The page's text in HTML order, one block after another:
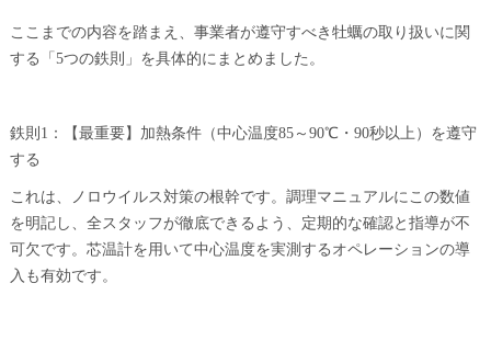
ここまでの内容を踏まえ、事業者が遵守すべき牡蠣の取り扱いに関
する「5つの鉄則」を具体的にまとめました。
鉄則1：【最重要】加熱条件（中心温度85～90℃・90秒以上）を遵守
する
これは、ノロウイルス対策の根幹です。調理マニュアルにこの数値
を明記し、全スタッフが徹底できるよう、定期的な確認と指導が不
可欠です。芯温計を用いて中心温度を実測するオペレーションの導
入も有効です。